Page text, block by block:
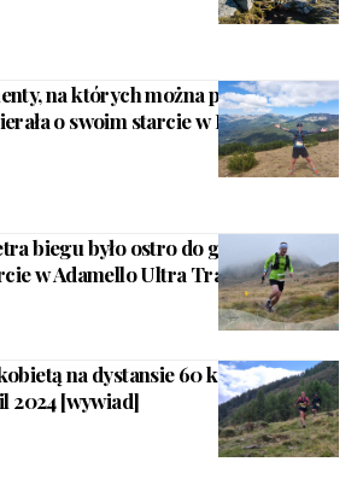
na których można próbować
o swoim starcie w Pirin Ultra na
biegu było ostro do góry”. Tomek
w Adamello Ultra Trail (35 km)
na dystansie 60 km /4000 m+
2024 [wywiad]